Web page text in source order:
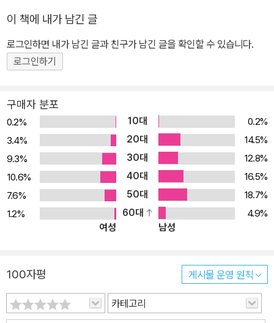
는가? 먼저 대화자들은 스파르테와 크레테의 법에 관한 논의로 시작
해서 전쟁과 내전의 문제를 어떻게 해결해야 하는지를 검토하기 위해
서 이상적인 법치 국가를 논의할 필요가 있다고 본다. 그들은 스파르
움을 적절한 판단기준으로 삼아도 좋은지, 적절한 즐거움이란 무엇인
지를 바람직한 국가의 관점에서 조명한다. 또한 법에 관한 역사적 사
례를 통해서 입법과 권력의 상관성을 다루면서 (페르시아의) 전제정
과 (아테나이의) 민주정을 대비시킨다. 그리고 민주정이 어떻게 타락
하는지를 보여주고 새로운 국가를 건설할 필요에 부응하는 마그네시
아라는 국가를 새 식민시에 건설하기 위한 구상을 제시한다. 새로운
국가 건설에 필요한 자연자원과 법률의 근본적 원리를 제시하고, 50
40가구로 이루어진(총인구는 가구당 인원을 많이 잡더라도 5만명을
춘 국가의 얼개를 구상한다. 이런 국가를 건설하기 위해서 무엇보다
도 입법자가 어떻게 법률의 정당성을 증명할 수 있는지를 검토한다.
(1-4권) 이어서 개인의 혼과 몸 가운데 혼의 중요성을 부각시키면서
개인의 도덕성에 주목하고, 범죄를 낳는 이기심을 비판하고, 미덕과
이 책에 내가 남긴 글
로그인하면 내가 남긴 글과 친구가 남긴 글을 확인할 수 있습니다.
로그인하기
구매자 분포
0.2% 10대
0.2%
3.4%
20대
14.5%
9.3%
30대
12.8%
10.6%
40대
16.5%
7.6%
50대
18.7%
1.2%
60대
4.9%
여성
남성
100자평 게시물 운영 원칙
카테고리